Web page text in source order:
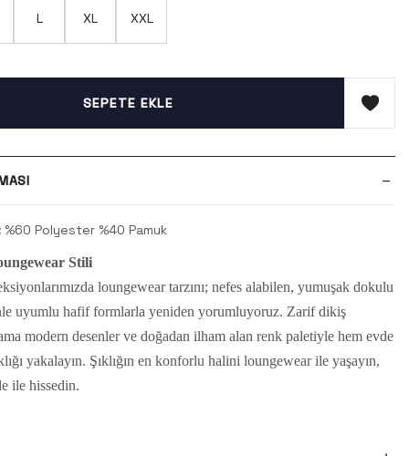
L XL XXL
SEPETE EKLE
%60 Polyester %40 Pamuk
Stili
loungewear tarzını; nefes alabilen, yumuşak dokulu
uyumlu hafif formlarla yeniden yorumluyoruz. Zarif dikiş
modern desenler ve doğadan ilham alan renk paletiyle hem evde
yakalayın. Şıklığın en konforlu halini loungewear ile yaşayın,
ile hissedin.